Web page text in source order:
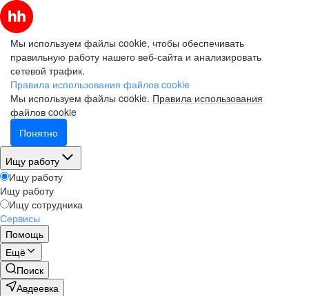
Мы используем файлы cookie, чтобы обеспечивать
правильную работу нашего веб-сайта и анализировать
сетевой трафик.
Правила использования файлов cookie
Мы используем файлы cookie. Правила использования
файлов cookie
Понятно
Ищу работу
Ищу работу
Ищу работу
Ищу сотрудника
Сервисы
Помощь
Ещё
Поиск
Авдеевка